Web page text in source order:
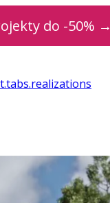
do -50% →